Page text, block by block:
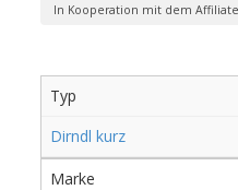
In Kooperation mit dem
Typ
Dirndl kurz
Marke